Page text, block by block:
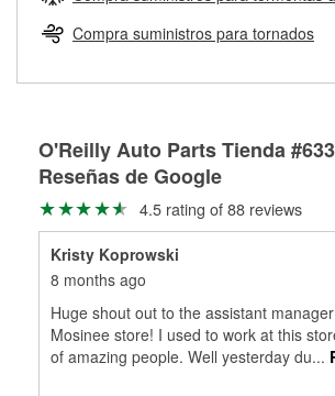
Herramientas de O'Reilly
pueden ser reutilizados, podemos
partes de reemplazo correctas para tu
Rectificación de tambores y discos de
Compra suministros para tornados
O'Reilly Auto Parts Tienda
Reseñas de Google
4.5 rating of 88 reviews
Kristy Koprowski
8 months ago
Huge shout out to the assistant
Mosinee store! I used to work at this
of amazing people. Well yesterday du...